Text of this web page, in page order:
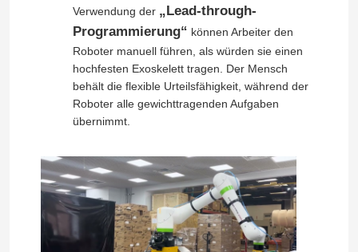
Roboter-Arm-Greifer
Handhabungsroboter-Arm
Montageroboter-Arm
Wählen Sie den Roboter aus
Malerei-Roboter-Arm
Verwendung der „Lead-through-
Programmierung“ können Arbeiter den
Roboter manuell führen, als würden sie einen
hochfesten Exoskelett tragen. Der Mensch
behält die flexible Urteilsfähigkeit, während der
Roboter alle gewichttragenden Aufgaben
übernimmt.